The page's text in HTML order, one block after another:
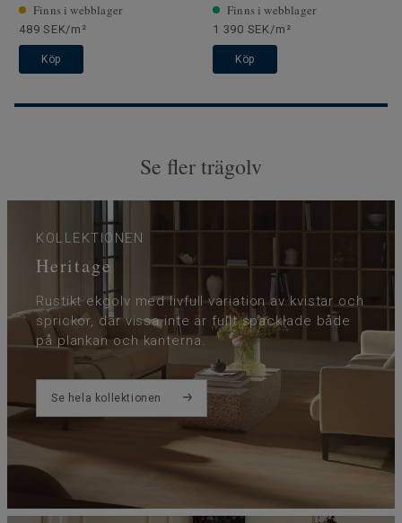
Finns i webblager
489 SEK/m²
Köp
Finns i webblager
1 390 SEK/m²
Köp
Se fler trägolv
KOLLEKTIONEN
Heritage
Rustikt ekgolv med livfull variation av kvistar och
sprickor, där vissa inte är fullt spacklade både
på plankan och kanterna.
Se hela kollektionen